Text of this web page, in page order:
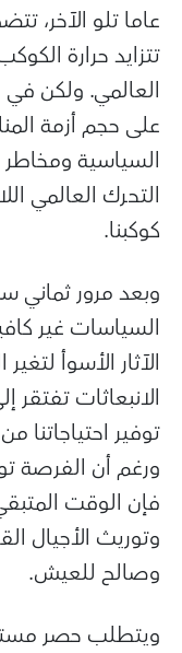
عاما تلو الآخر،
تتزايد حرارة
العالمي. ولكن
على حجم أزمة
السياسية
التحرك العالمي
كوكبنا.
وبعد مرور ثماني
السياسات غير
الآثار الأسوأ
الانبعاثات تفتقر
توفير احتياجاتنا
ورغم أن الفرصة
فإن الوقت
وتوريث الأجيال
وصالح للعيش.